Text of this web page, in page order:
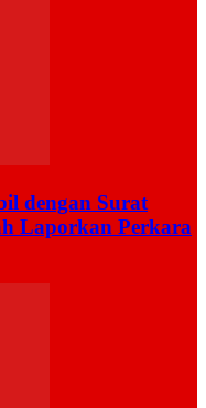
dengan Surat
Laporkan Perkara